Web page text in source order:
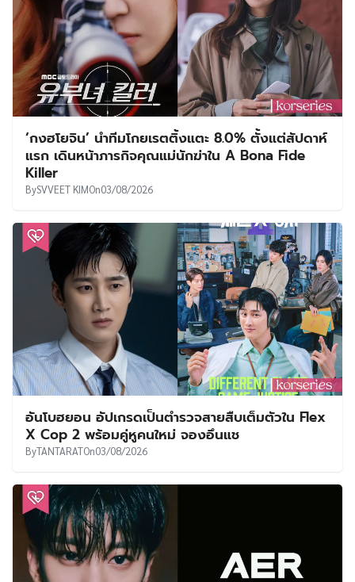
‘กงฮโยจิน’ นำทีมโกยเรตติ้งแตะ 8.0% ตั้งแต่สัปดาห์
แรก เดินหน้าภารกิจคุณแม่นักฆ่าใน A Bona Fide
Killer
BySVVEET KIMOn03/08/2026
อันโบฮยอน อัปเกรดเป็นตำรวจสายสืบเต็มตัวใน Flex
X Cop 2 พร้อมคู่หูคนใหม่ จองอึนแช
ByTANTARATOn03/08/2026